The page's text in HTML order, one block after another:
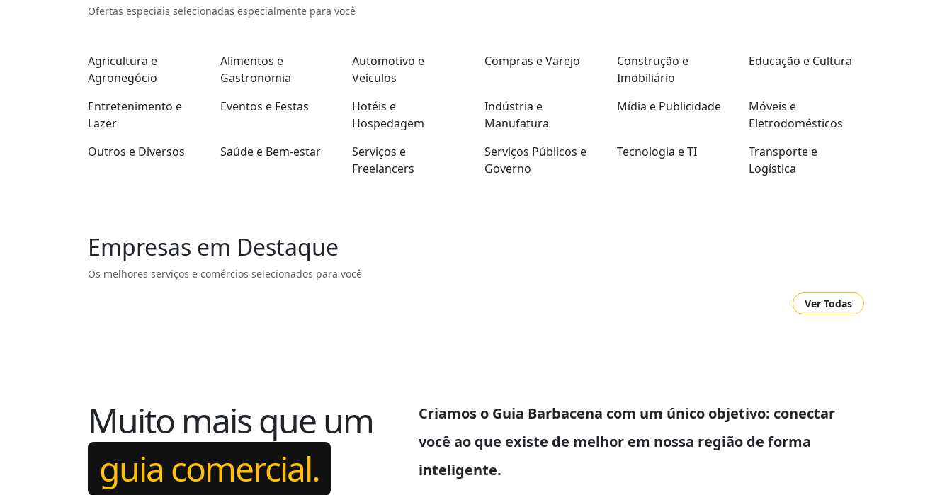
Ofertas especiais selecionadas especialmente para você
Agricultura e
Agronegócio
Alimentos e
Gastronomia
Automotivo e
Veículos
Compras e Varejo
Construção e
Imobiliário
Educação e Cultura
Entretenimento e
Lazer
Eventos e Festas
Hotéis e
Hospedagem
Indústria e
Manufatura
Mídia e Publicidade
Móveis e
Eletrodomésticos
Outros e Diversos
Saúde e Bem-estar
Serviços e
Freelancers
Serviços Públicos e
Governo
Tecnologia e TI
Transporte e
Logística
Empresas em Destaque
Os melhores serviços e comércios selecionados para você
Ver Todas
Muito mais que um
guia comercial.
Criamos o Guia Barbacena com um único objetivo: conectar
você ao que existe de melhor em nossa região de forma
inteligente.